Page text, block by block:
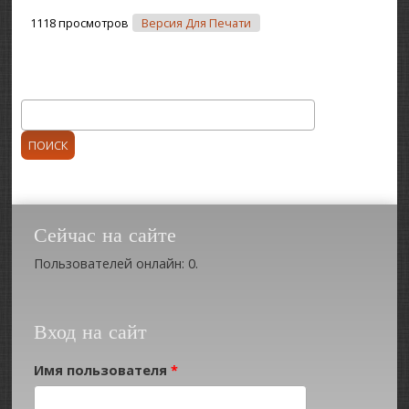
1118 просмотров Версия Для Печати
Форма поиска
Сейчас на сайте
Пользователей онлайн: 0.
Вход на сайт
Имя пользователя*